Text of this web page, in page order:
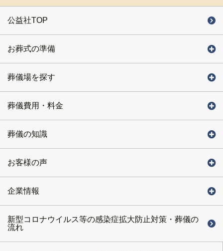
公益社TOP
お葬式の準備
葬儀場を探す
葬儀費用・料金
葬儀の知識
お客様の声
企業情報
新型コロナウイルス等の感染症拡大防止対策・葬儀の
流れ